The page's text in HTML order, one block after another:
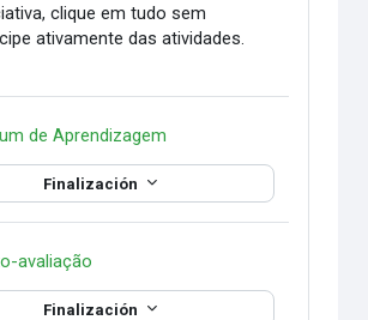
clique em tudo sem
ativamente das atividades.
de Aprendizagem
Finalización
avaliação
Finalización